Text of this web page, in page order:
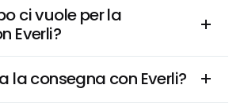
ci vuole per la
Everli?
la consegna con Everli?